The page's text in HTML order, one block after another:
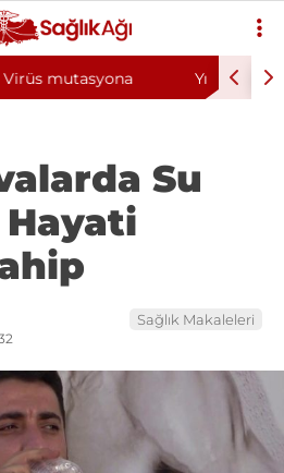
10 bini aşkın hasta hiperbarik
yararlandı
Su
Sağlık Makaleleri